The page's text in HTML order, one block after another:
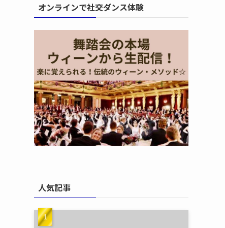
オンラインで社交ダンス体験
人気記事